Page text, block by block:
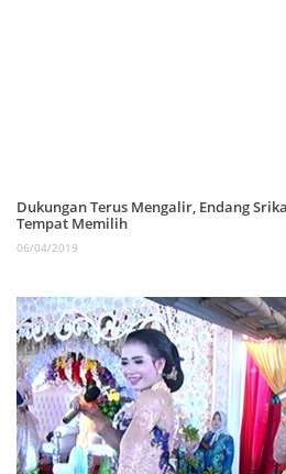
Dukungan Terus Mengalir, Endang
Tempat Memilih
06/04/2019